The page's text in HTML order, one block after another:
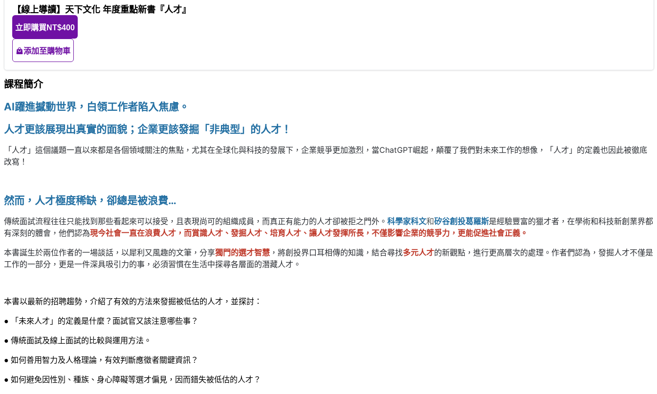
【線上導讀】天下文化 年度重點新書『人才』
立即購買 NT$400
添加至購物車
課程簡介
AI躍進撼動世界，白領工作者陷入焦慮。
人才更該展現出真實的面貌；企業更該發掘「非典型」的人才！
「人才」這個議題一直以來都是各個領域關注的焦點，尤其在全球化與科技的發展下，企業競爭更加激烈，當ChatGPT崛起，顛覆了我們對未來工作的想像，「人才」的定義也因此被徹底
改寫！
然而，人才極度稀缺，卻總是被浪費…
傳統面試流程往往只能找到那些看起來可以接受，且表現尚可的組織成員，而真正有能力的人才卻被拒之門外。 科學家科文和矽谷創投葛羅斯是經驗豐富的獵才者，在學術和科技新創業界都
有深刻的體會，他們認為現今社會一直在浪費人才，而賞識人才、發掘人才、培育人才、讓人才發揮所長，不僅影響企業的競爭力，更能促進社會正義。
本書誕生於兩位作者的一場談話，以犀利又風趣的文筆，分享獨門的選才智慧 ，將創投界口耳相傳的知識，結合尋找多元人才的新觀點，進行更高層次的處理。作者們認為，發掘人才不僅是
工作的一部分，更是一件深具吸引力的事，必須習慣在生活中探尋各層面的潛藏人才。
本書以最新的招聘趨勢，介紹了有效的方法來發掘被低估的人才，並探討：
● 「未來人才」的定義是什麼？面試官又該注意哪些事？
● 傳統面試及線上面試的比較與運用方法。
● 如何善用智力及人格理論，有效判斷應徵者關鍵資訊？
● 如何避免因性別、種族、身心障礙等選才偏見，因而錯失被低估的人才？